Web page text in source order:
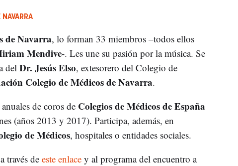
NAVARRA
de Navarra, lo forman 33 miembros –todos ellos
Mendive-. Les une su pasión por la música. Se
del Dr. Jesús Elso, extesorero del Colegio de
Colegio de Médicos de Navarra.
de coros de Colegios de Médicos de España
(años 2013 y 2017). Participa, además, en
de Médicos, hospitales o entidades sociales.
través de este enlacey al programa del encuentro a